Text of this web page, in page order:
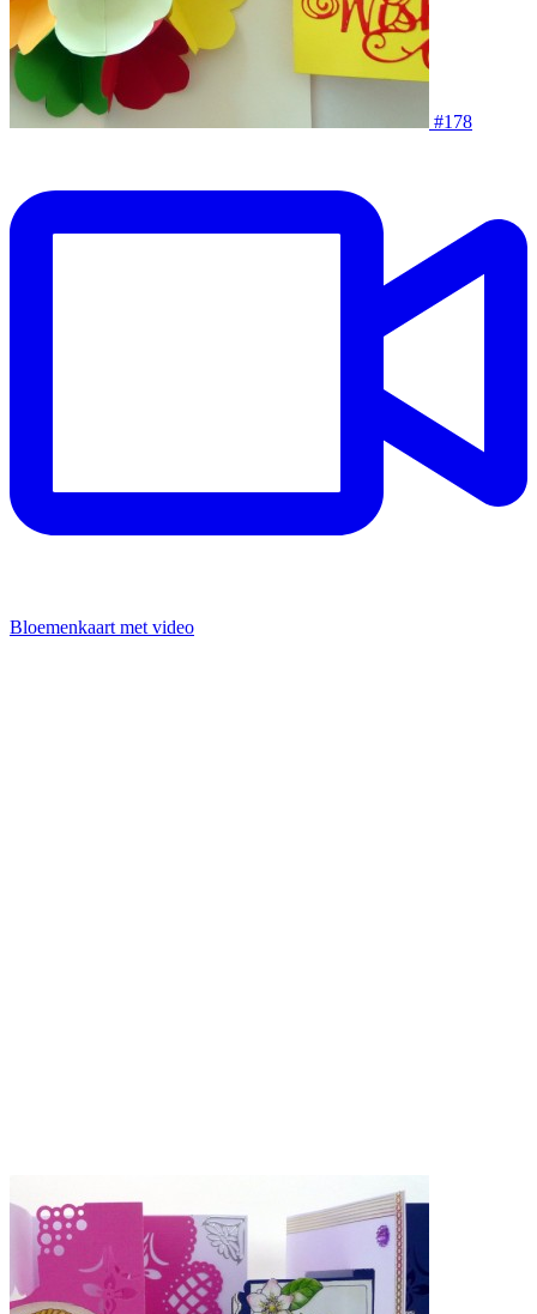
#178
Bloemenkaart met video